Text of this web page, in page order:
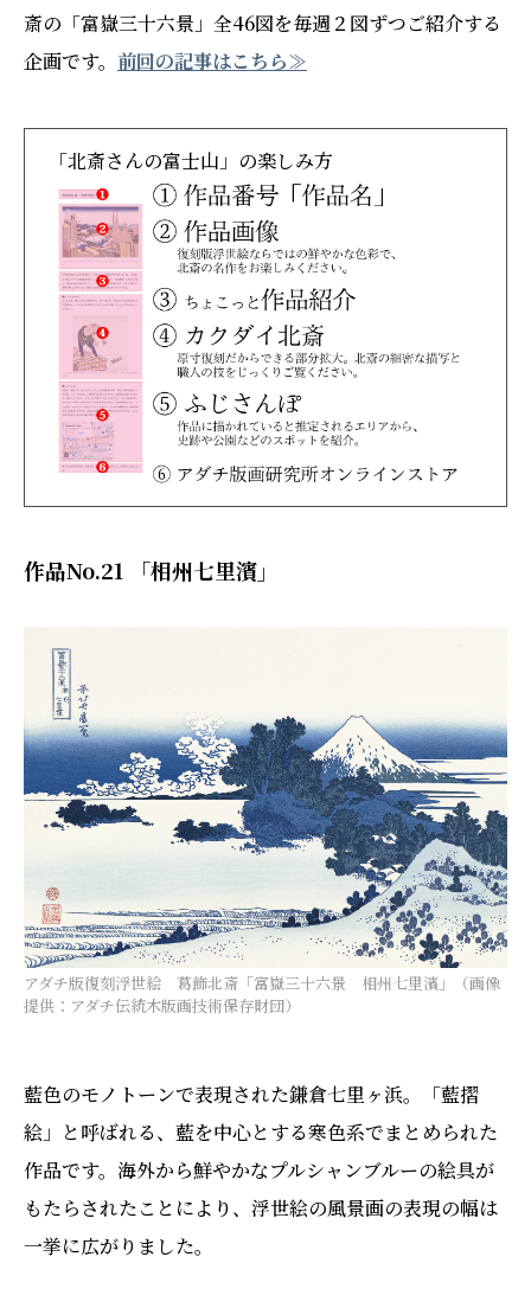
斎の「富嶽三十六景」全46図を毎週２図ずつご紹介する
企画です。 前回の記事はこちら≫
「北斎さんの富士山」の楽しみ方
作品No.21 「相州七里濱」
アダチ版復刻浮世絵 葛飾北斎「富嶽三十六景 相州七里濱」（画像
提供：アダチ伝統木版画技術保存財団）
藍色のモノトーンで表現された鎌倉七里ヶ浜。「藍摺
絵」と呼ばれる、藍を中心とする寒色系でまとめられた
作品です。海外から鮮やかなプルシャンブルーの絵具が
もたらされたことにより、浮世絵の風景画の表現の幅は
一挙に広がりました。